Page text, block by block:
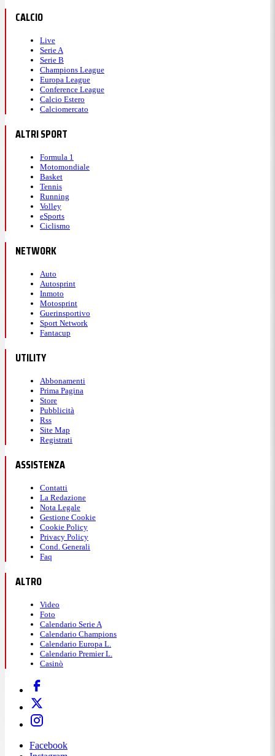
CALCIO
Live
Serie A
Serie B
Champions League
Europa League
Conference League
Calcio Estero
Calciomercato
ALTRI SPORT
Formula 1
Motomondiale
Basket
Tennis
Running
Volley
eSports
Ciclismo
NETWORK
Auto
Autosprint
Inmoto
Motosprint
Guerinsportivo
Sport Network
Fantacup
UTILITY
Abbonamenti
Prima Pagina
Store
Pubblicità
Rss
Site Map
Registrati
ASSISTENZA
Contatti
La Redazione
Nota Legale
Gestione Cookie
Cookie Policy
Privacy Policy
Cond. Generali
Faq
ALTRO
Video
Foto
Calendario Serie A
Calendario Champions
Calendario Europa L.
Calendario Premier L.
Casinò
Facebook